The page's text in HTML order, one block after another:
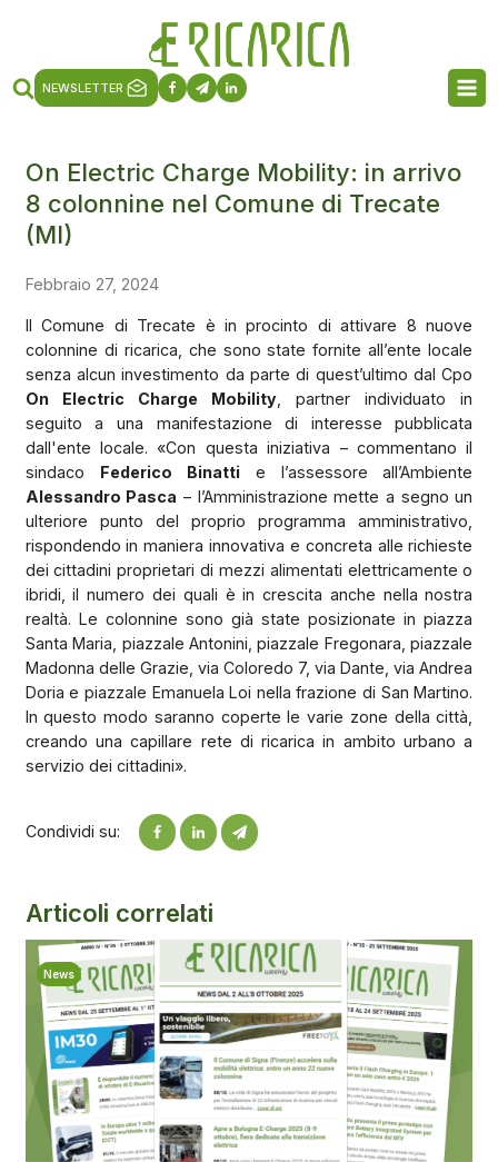
NEWSLETTER
On Electric Charge Mobility: in arrivo
8 colonnine nel Comune di Trecate
(MI)
Febbraio 27, 2024
Il Comune di Trecate è in procinto di attivare 8 nuove
colonnine di ricarica, che sono state fornite all’ente locale
senza alcun investimento da parte di quest’ultimo dal Cpo
On Electric Charge Mobility , partner individuato in
seguito a una manifestazione di interesse pubblicata
dall'ente locale. «Con questa iniziativa – commentano il
sindaco Federico Binattie l’assessore all’Ambiente
Alessandro Pasca – l’Amministrazione mette a segno un
ulteriore punto del proprio programma amministrativo,
rispondendo in maniera innovativa e concreta alle richieste
dei cittadini proprietari di mezzi alimentati elettricamente o
ibridi, il numero dei quali è in crescita anche nella nostra
realtà. Le colonnine sono già state posizionate in piazza
Santa Maria, piazzale Antonini, piazzale Fregonara, piazzale
Madonna delle Grazie, via Coloredo 7, via Dante, via Andrea
Doria e piazzale Emanuela Loi nella frazione di San Martino.
In questo modo saranno coperte le varie zone della città,
creando una capillare rete di ricarica in ambito urbano a
servizio dei cittadini».
Condividi su:
Articoli correlati
News